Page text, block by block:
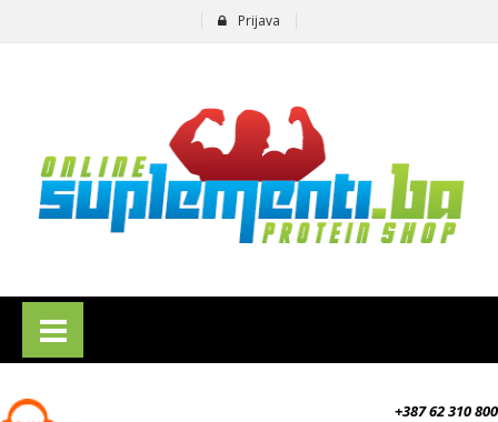
Prijava
+387 62 310 800